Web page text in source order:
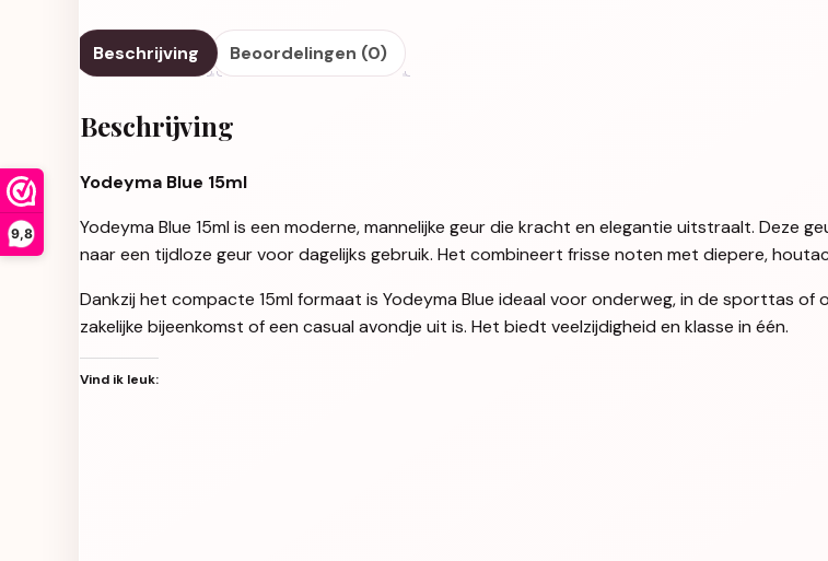
9,8
Beschrijving Beoordelingen (0)
Beschrijving
Yodeyma Blue 15ml
Yodeyma Blue 15ml is een moderne, mannelijke geur die kracht en elegantie uitstraalt. Deze
naar een tijdloze geur voor dagelijks gebruik. Het combineert frisse noten met diepere,
Dankzij het compacte 15ml formaat is Yodeyma Blue ideaal voor onderweg, in de sporttas of
zakelijke bijeenkomst of een casual avondje uit is. Het biedt veelzijdigheid en klasse in één.
Vind ik leuk: